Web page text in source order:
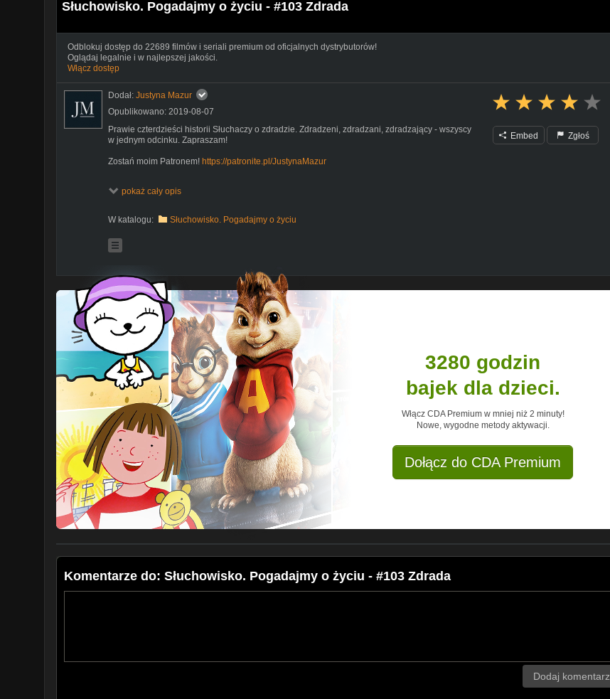
Słuchowisko. Pogadajmy o życiu - #103 Zdrada
Odblokuj dostęp do 22689 filmów i seriali premium od oficjalnych dystrybutorów!
Oglądaj legalnie i w najlepszej jakości.
Włącz dostęp
Dodał: Justyna Mazur
Opublikowano: 2019-08-07
Prawie czterdzieści historii Słuchaczy o zdradzie. Zdradzeni, zdradzani, zdradzający - wszyscy
w jednym odcinku. Zapraszam!
Zostań moim Patronem! https://patronite.pl/JustynaMazur
_________________
Nazywam się Justyna Mazur i piszę blog Krótki poradnik, jak ogarnąć życie. Jestem pół
ponuraczką, pół błaznem. Pół samotniczką, pół duszą towarzystwa. Pół optymistką, pół
wizjonerką najgorszych scenariuszy. Pół pedantką, pół bałaganiarą. Trochę zakompleksioną i
trochę pewną siebie. Po latach dołów, pechów i nieszczęść wszelakich znalazłam odpowiednią
Postanowiłam wyjść poza blog i do słowa pisanego dodać mówione. W moich podcastach
znajdziesz dużo zwykłego życia, bo takie - moim zdaniem - jest najfajniejsze.
_________________
Możesz mnie spotkać:
Instagram:www.instagram.com/krotkiporadnikpl
Facebook:www.facebook.com/mazur.justyna
Blog:www.krotkiporadnik.pl
Fanpage:
www.facebook.com/krotki.poradnik.jak.ogarnac.zycie
pokaż cały opis
W katalogu: Słuchowisko. Pogadajmy o życiu
Embed Zgłoś
3280 godzin
bajek dla dzieci.
Włącz CDA Premium w mniej niż 2 minuty!
Nowe, wygodne metody aktywacji.
Dołącz do CDA Premium
Komentarze do: Słuchowisko. Pogadajmy o życiu - #103 Zdrada
Dodaj komentarz